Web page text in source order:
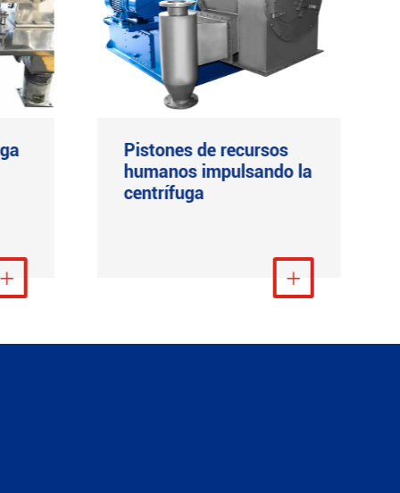
Pistones de recursos
humanos impulsando la
centrífuga
Ver más
